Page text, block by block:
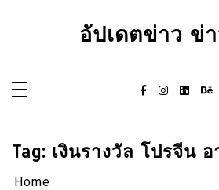
อัปเดตข่าว ข่
Tag: เงินรางวัล โปรจีน
Home